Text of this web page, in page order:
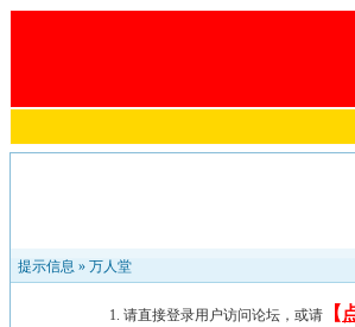
提示信息 » 万人堂
请直接登录用户访问论坛，或请 【